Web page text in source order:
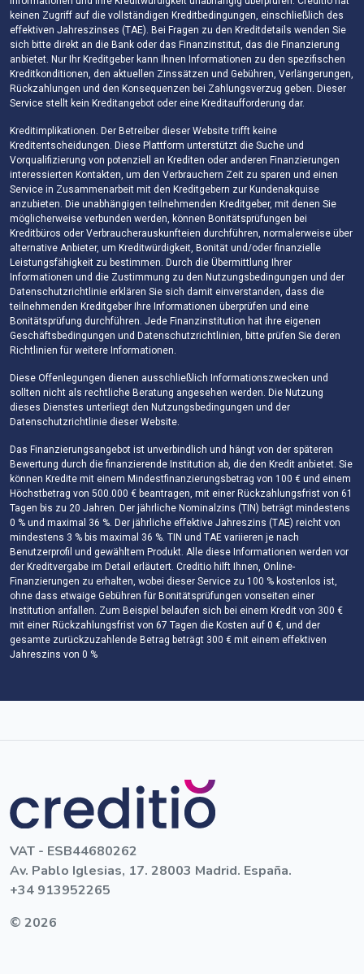
keinen Zugriff auf die vollständigen Kreditbedingungen, einschließlich des
effektiven Jahreszinses (TAE). Bei Fragen zu den Kreditdetails wenden Sie
sich bitte direkt an die Bank oder das Finanzinstitut, das die Finanzierung
anbietet. Nur Ihr Kreditgeber kann Ihnen Informationen zu den spezifischen
Kreditkonditionen, den aktuellen Zinssätzen und Gebühren, Verlängerungen,
Rückzahlungen und den Konsequenzen bei Zahlungsverzug geben. Dieser
Service stellt kein Kreditangebot oder eine Kreditaufforderung dar.
Kreditimplikationen. Der Betreiber dieser Website trifft keine
Kreditentscheidungen. Diese Plattform unterstützt die Suche und
Vorqualifizierung von potenziell an Krediten oder anderen Finanzierungen
interessierten Kontakten, um den Verbrauchern Zeit zu sparen und einen
Service in Zusammenarbeit mit den Kreditgebern zur Kundenakquise
anzubieten. Die unabhängigen teilnehmenden Kreditgeber, mit denen Sie
möglicherweise verbunden werden, können Bonitätsprüfungen bei
Kreditbüros oder Verbraucherauskunfteien durchführen, normalerweise über
alternative Anbieter, um Kreditwürdigkeit, Bonität und/oder finanzielle
Leistungsfähigkeit zu bestimmen. Durch die Übermittlung Ihrer
Informationen und die Zustimmung zu den Nutzungsbedingungen und der
Datenschutzrichtlinie erklären Sie sich damit einverstanden, dass die
teilnehmenden Kreditgeber Ihre Informationen überprüfen und eine
Bonitätsprüfung durchführen. Jede Finanzinstitution hat ihre eigenen
Geschäftsbedingungen und Datenschutzrichtlinien, bitte prüfen Sie deren
Richtlinien für weitere Informationen.
Diese Offenlegungen dienen ausschließlich Informationszwecken und
sollten nicht als rechtliche Beratung angesehen werden. Die Nutzung
dieses Dienstes unterliegt den Nutzungsbedingungen und der
Datenschutzrichtlinie dieser Website.
Das Finanzierungsangebot ist unverbindlich und hängt von der späteren
Bewertung durch die finanzierende Institution ab, die den Kredit anbietet. Sie
können Kredite mit einem Mindestfinanzierungsbetrag von 100 € und einem
Höchstbetrag von 500.000 € beantragen, mit einer Rückzahlungsfrist von 61
Tagen bis zu 20 Jahren. Der jährliche Nominalzins (TIN) beträgt mindestens
0 % und maximal 36 %. Der jährliche effektive Jahreszins (TAE) reicht von
mindestens 3 % bis maximal 36 %. TIN und TAE variieren je nach
Benutzerprofil und gewähltem Produkt. Alle diese Informationen werden vor
der Kreditvergabe im Detail erläutert. Creditio hilft Ihnen, Online-
Finanzierungen zu erhalten, wobei dieser Service zu 100 % kostenlos ist,
ohne dass etwaige Gebühren für Bonitätsprüfungen vonseiten einer
Institution anfallen. Zum Beispiel belaufen sich bei einem Kredit von 300 €
mit einer Rückzahlungsfrist von 67 Tagen die Kosten auf 0 €, und der
gesamte zurückzuzahlende Betrag beträgt 300 € mit einem effektiven
Jahreszins von 0 %
VAT - ESB44680262
Av. Pablo Iglesias, 17. 28003 Madrid. España.
+34 913952265
© 2026